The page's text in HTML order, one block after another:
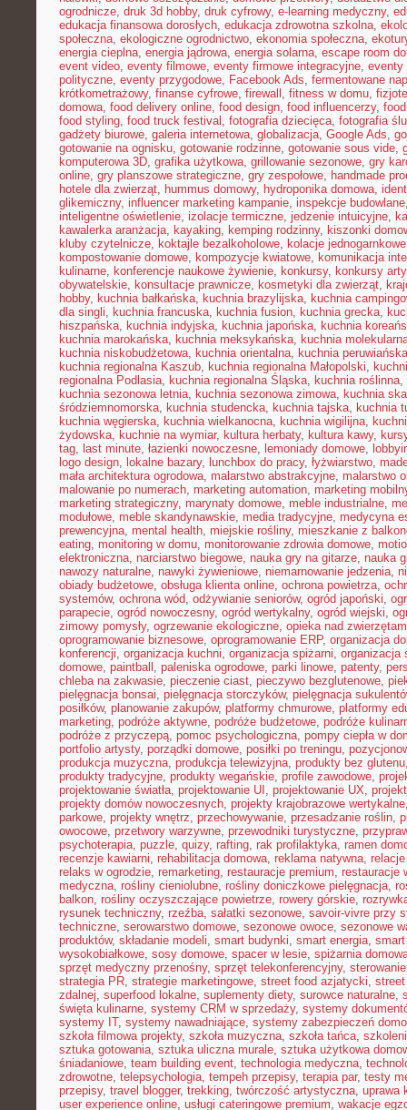
ogrodnicze, druk 3d hobby, druk cyfrowy, e-learning medyczny,
edukacja finansowa dorosłych, edukacja zdrowotna szkolna,
społeczna, ekologiczne ogrodnictwo, ekonomia społeczna,
energia cieplna, energia jądrowa, energia solarna, escape room
event video, eventy filmowe, eventy firmowe integracyjne, eventy
polityczne, eventy przygodowe, Facebook Ads, fermentowane
krótkometrażowy, finanse cyfrowe, firewall , fitness w domu,
domowa, food delivery online, food design, food influencerzy,
food styling, food truck festival , fotografia dziecięca, fotografia
gadżety biurowe, galeria internetowa, globalizacja, Google Ads,
gotowanie na ognisku, gotowanie rodzinne, gotowanie sous vide,
komputerowa 3D, grafika użytkowa, grillowanie sezonowe, gry
online, gry planszowe strategiczne, gry zespołowe, handmade
hotele dla zwierząt, hummus domowy, hydroponika domowa,
glikemiczny, influencer marketing kampanie, inspekcje budowlane
inteligentne oświetlenie, izolacje termiczne, jedzenie intuicyjne,
kawalerka aranżacja, kayaking, kemping rodzinny, kiszonki
kluby czytelnicze, koktajle bezalkoholowe, kolacje jednogarnkowe
kompostowanie domowe, kompozycje kwiatowe, komunikacja
kulinarne, konferencje naukowe żywienie, konkursy, konkursy
obywatelskie, konsultacje prawnicze, kosmetyki dla zwierząt,
hobby, kuchnia bałkańska, kuchnia brazylijska, kuchnia
dla singli, kuchnia francuska, kuchnia fusion, kuchnia grecka,
hiszpańska, kuchnia indyjska, kuchnia japońska, kuchnia
kuchnia marokańska, kuchnia meksykańska, kuchnia
kuchnia niskobudżetowa, kuchnia orientalna, kuchnia peruwiańska
kuchnia regionalna Kaszub, kuchnia regionalna Małopolski,
regionalna Podlasia, kuchnia regionalna Śląska, kuchnia roślinna,
kuchnia sezonowa letnia, kuchnia sezonowa zimowa, kuchnia
śródziemnomorska, kuchnia studencka, kuchnia tajska, kuchnia
kuchnia węgierska, kuchnia wielkanocna, kuchnia wigilijna,
żydowska, kuchnie na wymiar, kultura herbaty, kultura kawy,
tag, last minute, łazienki nowoczesne, lemoniady domowe,
logo design, lokalne bazary, lunchbox do pracy, łyżwiarstwo,
mała architektura ogrodowa, malarstwo abstrakcyjne, malarstwo
malowanie po numerach, marketing automation, marketing
marketing strategiczny, marynaty domowe, meble industrialne,
modułowe, meble skandynawskie, media tradycyjne, medycyna
prewencyjna, mental health, miejskie rośliny, mieszkanie z
eating, monitoring w domu, monitorowanie zdrowia domowe,
elektroniczna, narciarstwo biegowe, nauka gry na gitarze, nauka
nawozy naturalne, nawyki żywieniowe, niemarnowanie jedzenia,
obiady budżetowe, obsługa klienta online, ochrona powietrza,
systemów, ochrona wód, odżywianie seniorów, ogród japoński,
parapecie, ogród nowoczesny, ogród wertykalny, ogród wiejski,
zimowy pomysły, ogrzewanie ekologiczne, opieka nad
oprogramowanie biznesowe, oprogramowanie ERP, organizacja
konferencji, organizacja kuchni, organizacja spiżarni, organizacja
domowe, paintball , paleniska ogrodowe, parki linowe, patenty,
chleba na zakwasie, pieczenie ciast, pieczywo bezglutenowe,
pielęgnacja bonsai, pielęgnacja storczyków, pielęgnacja
posiłków, planowanie zakupów, platformy chmurowe, platformy
marketing, podróże aktywne, podróże budżetowe, podróże
podróże z przyczepą, pomoc psychologiczna, pompy ciepła w
portfolio artysty, porządki domowe, posiłki po treningu,
produkcja muzyczna, produkcja telewizyjna, produkty bez glutenu
produkty tradycyjne, produkty wegańskie, profile zawodowe,
projektowanie światła, projektowanie UI , projektowanie UX,
projekty domów nowoczesnych, projekty krajobrazowe wertykalne
parkowe, projekty wnętrz, przechowywanie, przesadzanie roślin,
owocowe, przetwory warzywne, przewodniki turystyczne,
psychoterapia, puzzle, quizy, rafting, rak profilaktyka, ramen
recenzje kawiarni, rehabilitacja domowa, reklama natywna,
relaks w ogrodzie, remarketing, restauracje premium, restauracje
medyczna, rośliny cieniolubne, rośliny doniczkowe pielęgnacja,
balkon, rośliny oczyszczające powietrze, rowery górskie,
rysunek techniczny, rzeźba, sałatki sezonowe, savoir-vivre przy
techniczne, serowarstwo domowe, sezonowe owoce, sezonowe
produktów, składanie modeli, smart budynki, smart energia,
wysokobiałkowe, sosy domowe, spacer w lesie, spiżarnia
sprzęt medyczny przenośny, sprzęt telekonferencyjny,
strategia PR, strategie marketingowe, street food azjatycki, street
zdalnej, superfood lokalne, suplementy diety, surowce naturalne,
święta kulinarne, systemy CRM w sprzedaży, systemy
systemy IT, systemy nawadniające, systemy zabezpieczeń
szkoła filmowa projekty, szkoła muzyczna, szkoła tańca,
sztuka gotowania, sztuka uliczna murale, sztuka użytkowa
śniadaniowe, team building event, technologia medyczna,
zdrowotne, telepsychologia, tempeh przepisy, terapia par, testy
przepisy, travel blogger, trekking, twórczość artystyczna, uprawa
user experience online, usługi cateringowe premium, wakacje